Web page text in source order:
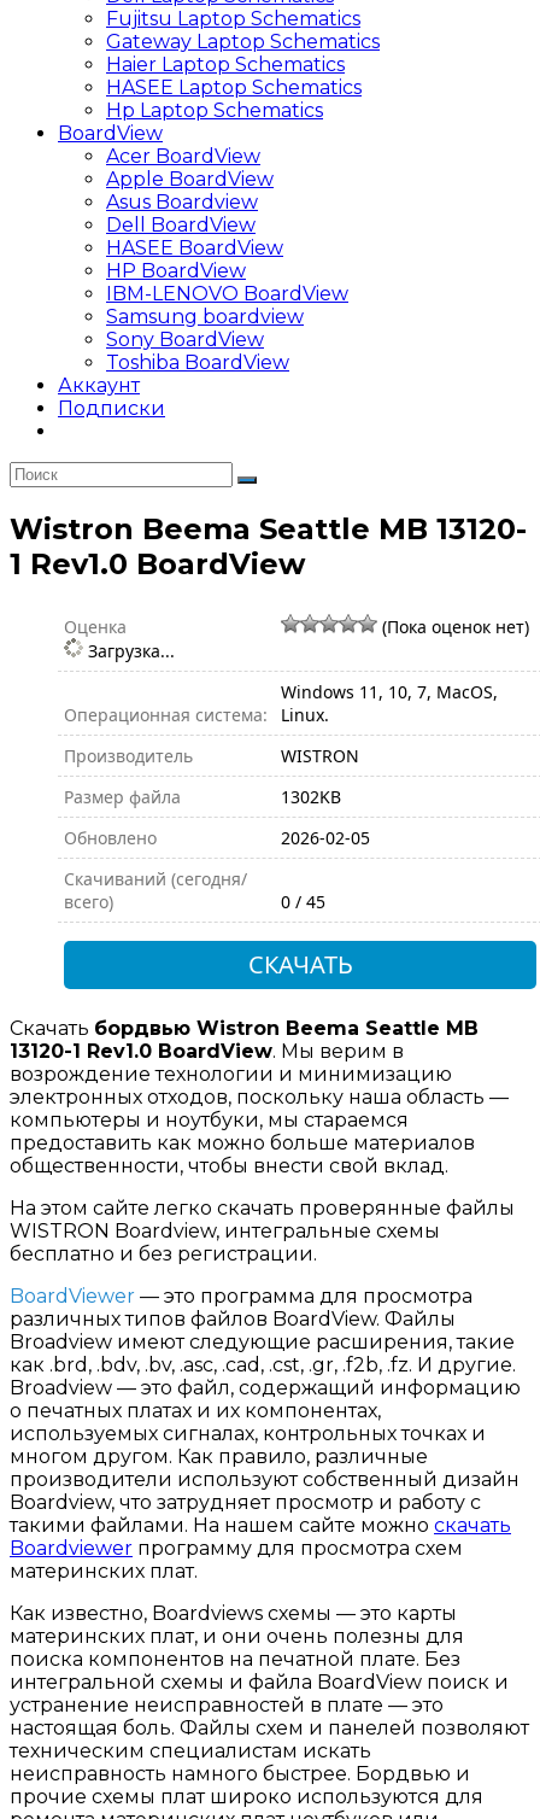
Fujitsu Laptop Schematics
Gateway Laptop Schematics
Haier Laptop Schematics
HASEE Laptop Schematics
Hp Laptop Schematics
BoardView
Acer BoardView
Apple BoardView
Asus Boardview
Dell BoardView
HASEE BoardView
HP BoardView
IBM-LENOVO BoardView
Samsung boardview
Sony BoardView
Toshiba BoardView
Аккаунт
Подписки
Wistron Beema Seattle MB 13120-
1 Rev1.0 BoardView
Оценка
(Пока оценок нет)
Загрузка...
Операционная система:
Windows 11, 10, 7, MacOS,
Linux.
Производитель
WISTRON
Размер файла
1302KB
Обновлено
2026-02-05
Скачиваний (сегодня/
всего)
0 / 45
СКАЧАТЬ
Скачать бордвью Wistron Beema Seattle MB
13120-1 Rev1.0 BoardView. Мы верим в
возрождение технологии и минимизацию
электронных отходов, поскольку наша область —
компьютеры и ноутбуки, мы стараемся
предоставить как можно больше материалов
общественности, чтобы внести свой вклад.
На этом сайте легко скачать проверянные файлы
WISTRON Boardview, интегральные схемы
бесплатно и без регистрации.
BoardViewer — это программа для просмотра
различных типов файлов BoardView. Файлы
Broadview имеют следующие расширения, такие
как .brd, .bdv, .bv, .asc, .cad, .cst, .gr, .f2b, .fz. И другие.
Broadview — это файл, содержащий информацию
о печатных платах и их компонентах,
используемых сигналах, контрольных точках и
многом другом. Как правило, различные
производители используют собственный дизайн
Boardview, что затрудняет просмотр и работу с
такими файлами. На нашем сайте можно скачать
Boardviewer программу для просмотра схем
материнских плат.
Как известно, Boardviews схемы — это карты
материнских плат, и они очень полезны для
поиска компонентов на печатной плате. Без
интегральной схемы и файла BoardView поиск и
устранение неисправностей в плате — это
настоящая боль. Файлы схем и панелей позволяют
техническим специалистам искать
неисправность намного быстрее. Бордвью и
прочие схемы плат широко используются для